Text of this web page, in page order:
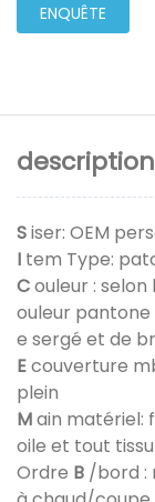
ENQUÊTE
description
Siser: OEM
I tem Type:
Couleur :
ouleur pantone
e sergé et de
Ecouverture
plein
Main matériel:
oile et tout
Ordre B /bord :